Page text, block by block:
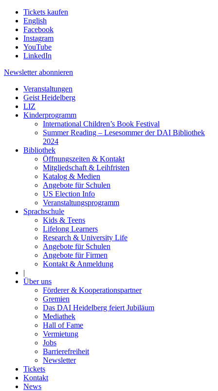
Tickets kaufen
English
Facebook
Instagram
YouTube
LinkedIn
Newsletter abonnieren
Veranstaltungen
Geist Heidelberg
LIZ
Kinderprogramm
International Children’s Book Festival
Summer Reading – Lesesommer der DAI Bibliothek
2024
Bibliothek
Öffnungszeiten & Kontakt
Mitgliedschaft & Leihfristen
Katalog & Medien
Angebote für Schulen
US Election Info
Veranstaltungsprogramm
Sprachschule
Kids & Teens
Lifelong Learners
Research & University Life
Angebote für Schulen
Angebote für Firmen
Kontakt & Anmeldung
|
Über uns
Förderer & Kooperationspartner
Gremien
Das DAI Heidelberg feiert Jubiläum
Mediathek
Hall of Fame
Vermietung
Jobs
Barrierefreiheit
Newsletter
Tickets
Kontakt
News